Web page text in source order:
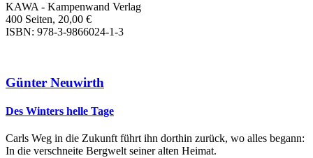
KAWA - Kampenwand Verlag
400 Seiten, 20,00 €
ISBN: 978-3-9866024-1-3
Günter Neuwirth
Des Winters helle Tage
Carls Weg in die Zukunft führt ihn dorthin zurück, wo alles begann:
In die verschneite Bergwelt seiner alten Heimat.